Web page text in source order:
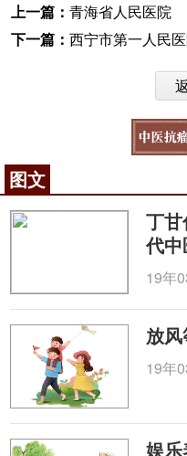
上一篇： 青海省人民医院
下一篇： 西宁市第一人民
图文
丁
代
19年
放
19年
娱